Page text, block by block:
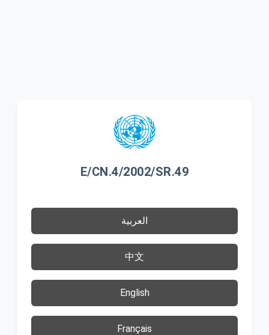
E/CN.4/2002/SR.49
العربية
中文
English
Français